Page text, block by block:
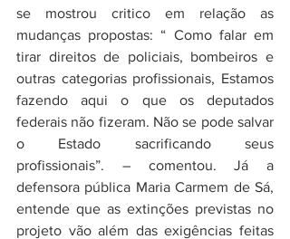
se mostrou critico em relação as
mudanças propostas: “ Como falar em
tirar direitos de policiais, bombeiros e
outras categorias profissionais, Estamos
fazendo aqui o que os deputados
federais não fizeram. Não se pode salvar
o Estado sacrificando seus
profissionais”. – comentou. Já a
defensora pública Maria Carmem de Sá,
entende que as extinções previstas no
projeto vão além das exigências feitas